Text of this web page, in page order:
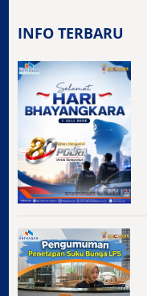
INFO TERBARU